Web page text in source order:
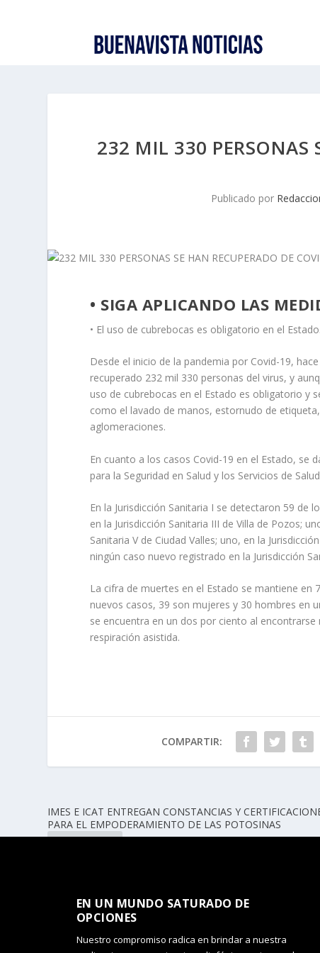
232 MIL 330 PERSONAS
Publicado por
• SIGA APLICANDO LAS
• El uso de cubrebocas es obligatorio en el Estado.
Desde el inicio de la pandemia por Covid-19,
recuperado 232 mil 330 personas del virus, y
uso de cubrebocas en el Estado es obligatorio y
como el lavado de manos, estornudo de
aglomeraciones.
En cuanto a los casos Covid-19 en el Estado,
para la Seguridad en Salud y los Servicios de
En la Jurisdicción Sanitaria I se detectaron 59 de
en la Jurisdicción Sanitaria III de Villa de Pozos;
Sanitaria V de Ciudad Valles; uno, en la
ningún caso nuevo registrado en la Jurisdicción
La cifra de muertes en el Estado se mantiene en
nuevos casos, 39 son mujeres y 30 hombres en
se encuentra en un dos por ciento al
respiración asistida.
COMPARTIR:
IMES E ICAT ENTREGAN CONSTANCIAS Y
PARA EL EMPODERAMIENTO DE LAS POTOSINAS
EN UN MUNDO SATURADO DE
OPCIONES​
Nuestro compromiso radica en brindar a nuestra